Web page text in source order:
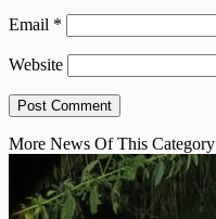
Email *
Website
More News Of This Category